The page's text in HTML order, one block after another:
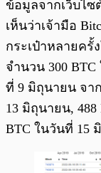
ข้อมูลจากเว็บไซ
เห็นว่าเจ้ามือ
กระเป๋าหลายค
จำนวน 300
ที่ 9 มิถุนายน จา
13 มิถุนายน,
BTC ในวันที่ 15